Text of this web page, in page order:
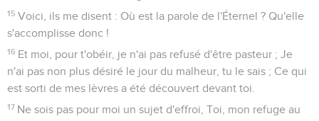
15 Voici, ils me disent : Où est la parole de l'Éternel ? Qu'elle
s'accomplisse donc !
16 Et moi, pour t'obéir, je n'ai pas refusé d'être pasteur ; Je
n'ai pas non plus désiré le jour du malheur, tu le sais ; Ce qui
est sorti de mes lèvres a été découvert devant toi.
17 Ne sois pas pour moi un sujet d'effroi, Toi, mon refuge au